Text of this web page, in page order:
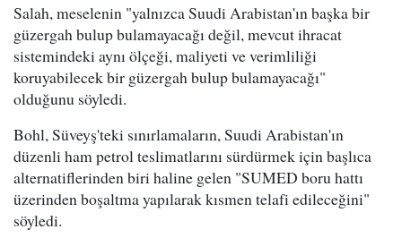
Salah, meselenin "yalnızca Suudi Arabistan'ın başka bir
güzergah bulup bulamayacağı değil, mevcut ihracat
sistemindeki aynı ölçeği, maliyeti ve verimliliği
koruyabilecek bir güzergah bulup bulamayacağı"
olduğunu söyledi.
Bohl, Süveyş'teki sınırlamaların, Suudi Arabistan'ın
düzenli ham petrol teslimatlarını sürdürmek için başlıca
alternatiflerinden biri haline gelen "SUMED boru hattı
üzerinden boşaltma yapılarak kısmen telafi edileceğini"
söyledi.